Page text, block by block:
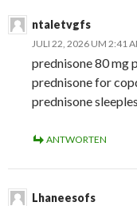
ntaletvgfs
JULI 22, 2026 UM 2:41
prednisone 80 mg
prednisone for
prednisone
ANTWORTEN
Lhaneesofs